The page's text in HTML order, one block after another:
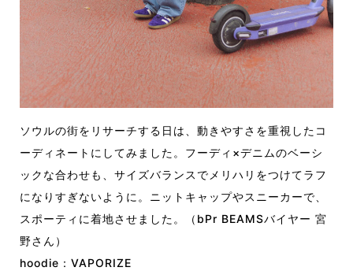
ソウルの街をリサーチする日は、動きやすさを重視したコ
ーディネートにしてみました。フーディ×デニムのベーシ
ックな合わせも、サイズバランスでメリハリをつけてラフ
になりすぎないように。ニットキャップやスニーカーで、
スポーティに着地させました。（bPr BEAMSバイヤー 宮
野さん）
hoodie：VAPORIZE